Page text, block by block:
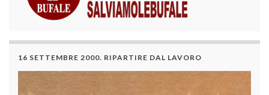
16 SETTEMBRE 2000. RIPARTIRE DAL LAVORO